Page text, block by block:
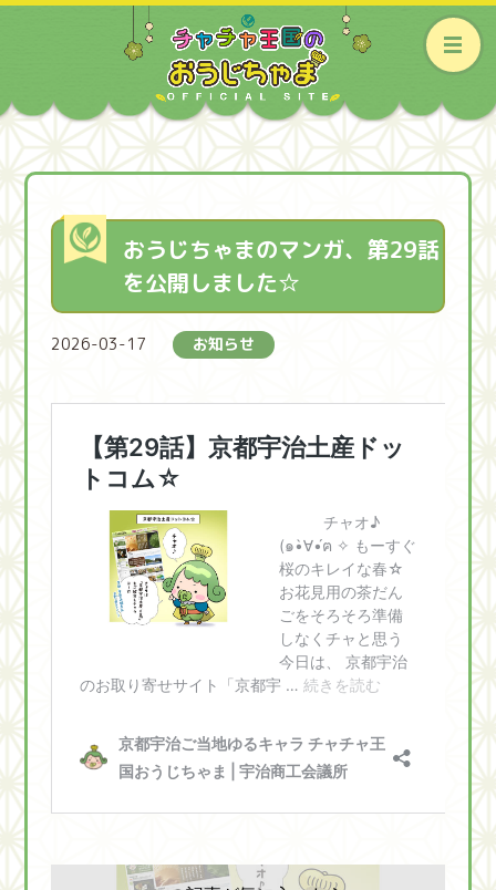
おうじちゃまのマンガ、第29話
を公開しました☆
2026-03-17 お知らせ